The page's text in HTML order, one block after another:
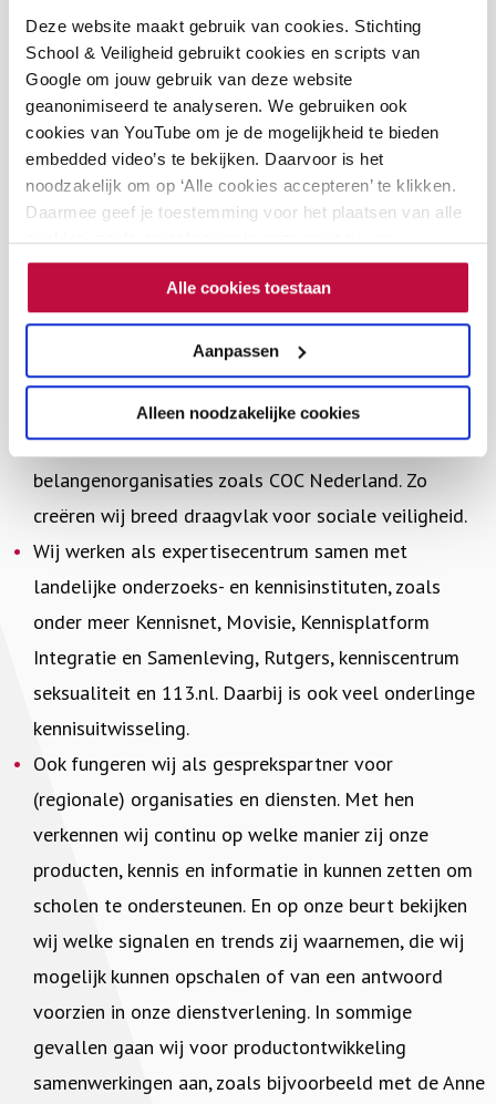
Deze website maakt gebruik van cookies. Stichting
School & Veiligheid gebruikt cookies en scripts van
Google om jouw gebruik van deze website
geanonimiseerd te analyseren. We gebruiken ook
cookies van YouTube om je de mogelijkheid te bieden
embedded video’s te bekijken. Daarvoor is het
noodzakelijk om op ‘Alle cookies accepteren’ te klikken.
Daarmee geef je toestemming voor het plaatsen van alle
cookies, zoals omschreven in onze privacy- en
cookieverklaring. Als je niet alle cookies accepteert, dan
kun je geen video's bekijken.Alle cookies toestaan
Aanpassen
Alleen noodzakelijke cookies
scholen om informatie en ondersteuning te halen via de
website, ons Adviespunt en trainingen. Ook is onze
organisatie een landelijke kennispartner met een unieke
positie voor beleidsvorming.
Naast gesprekspartner voor scholen, staan wij continu
in contact op verschillende andere niveaus:
Bij de rijksoverheid hebben wij contacten binnen de
ministeries van OCW, SZW, VenJ en VWS.
Wij onderhouden contacten met landelijke
vertegenwoordigers van het onderwijs, zoals de
sectorraden, vakbonden, (vak)verenigingen zoals
bijvoorbeeld NVS-NVL, LOWAN, AVS en LBBO en
belangenorganisaties zoals COC Nederland. Zo
creëren wij breed draagvlak voor sociale veiligheid.
Wij werken als expertisecentrum samen met
landelijke onderzoeks- en kennisinstituten, zoals
onder meer Kennisnet, Movisie, Kennisplatform
Integratie en Samenleving, Rutgers, kenniscentrum
seksualiteit en 113.nl. Daarbij is ook veel onderlinge
kennisuitwisseling.
Ook fungeren wij als gesprekspartner voor
(regionale) organisaties en diensten. Met hen
verkennen wij continu op welke manier zij onze
producten, kennis en informatie in kunnen zetten om
scholen te ondersteunen. En op onze beurt bekijken
wij welke signalen en trends zij waarnemen, die wij
mogelijk kunnen opschalen of van een antwoord
voorzien in onze dienstverlening. In sommige
gevallen gaan wij voor productontwikkeling
samenwerkingen aan, zoals bijvoorbeeld met de Anne